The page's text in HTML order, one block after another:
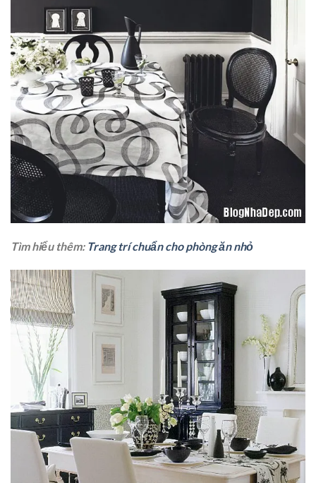
Tìm hiểu thêm: Trang trí chuẩn cho phòng ăn nhỏ